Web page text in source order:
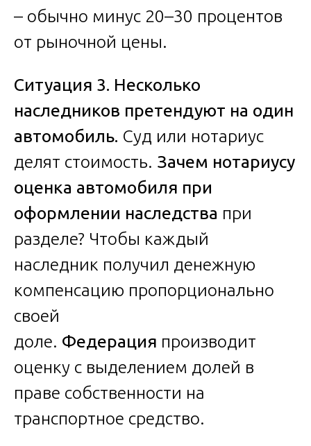
– обычно минус 20–30 процентов
от рыночной цены.
Ситуация 3. Несколько
наследников претендуют на один
автомобиль. Суд или нотариус
делят стоимость. Зачем нотариусу
оценка автомобиля при
оформлении наследства при
разделе? Чтобы каждый
наследник получил денежную
компенсацию пропорционально
своей
доле. Федерация производит
оценку с выделением долей в
праве собственности на
транспортное средство.